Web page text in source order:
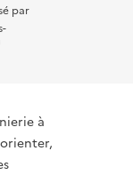
par
fenêtre
à